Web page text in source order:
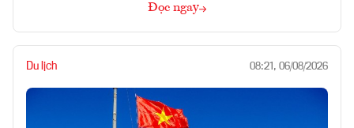
Đọc ngay
Du lịch 08:21, 06/08/2026